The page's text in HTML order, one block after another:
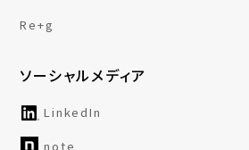
Re+g
ソーシャルメディア
LinkedIn
note